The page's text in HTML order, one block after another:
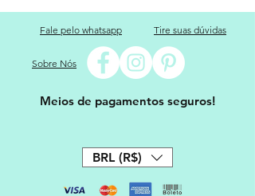
Fale pelo whatsapp Tire suas dúvidas
Sobre Nós
Meios de pagamentos seguros!
BRL (R$)